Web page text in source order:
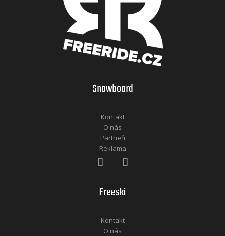
Snowboard
Kontakt
O nás
Partneři
Reklama
Freeski
Kontakt
O nás